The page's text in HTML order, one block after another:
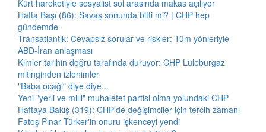
Kürt hareketiyle sosyalist sol arasında makas açılıyor
Hafta Başı (86): Savaş sonunda bitti mi? | CHP hep
gündemde
Transatlantik: Cevapsız sorular ve riskler: Tüm yönleriyle
ABD-İran anlaşması
Kimler tarihin doğru tarafında duruyor: CHP Lüleburgaz
mitinginden izlenimler
"Baba ocağı" diye diye...
Yeni "yerli ve milli" muhalefet partisi olma yolundaki CHP
Haftaya Bakış (319): CHP’de değişimciler için tercih zamanı
Fatoş Pınar Türker'in onuru işkenceyi yendi